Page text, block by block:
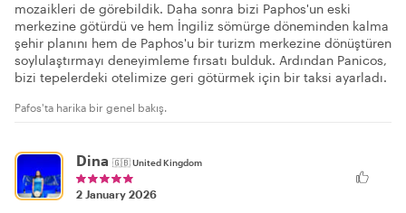
mozaikleri de görebildik. Daha sonra bizi Paphos'un eski
merkezine götürdü ve hem İngiliz sömürge döneminden kalma
şehir planını hem de Paphos'u bir turizm merkezine dönüştüren
soylulaştırmayı deneyimleme fırsatı bulduk. Ardından Panicos,
bizi tepelerdeki otelimize geri götürmek için bir taksi ayarladı.
Pafos'ta harika bir genel bakış.
Dina 🇬🇧United Kingdom
2 January 2026